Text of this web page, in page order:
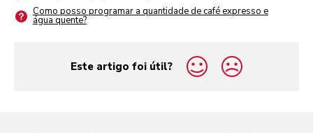
Como posso programar a quantidade de café expresso e
água quente?
Este artigo foi útil?
yes
no